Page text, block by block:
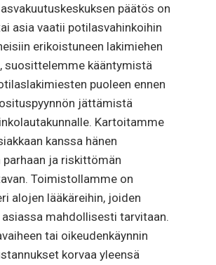
päätös on
asia vaatii potilasvahinkoihin
erikoistuneen lakimiehen
suosittelemme kääntymistä
puoleen ennen
jättämistä
Kartoitamme
kanssa hänen
parhaan ja riskittömän
Toimistollamme on
alojen lääkäreihin, joiden
mahdollisesti tarvitaan.
tai oikeudenkäynnin
korvaa yleensä